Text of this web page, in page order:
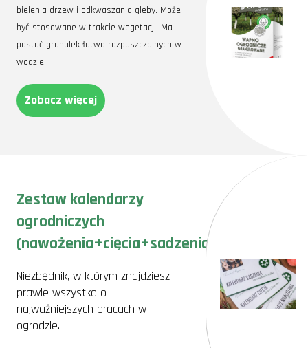
bielenia drzew i odkwaszania gleby. Może
być stosowane w trakcie wegetacji. Ma
postać granulek łatwo rozpuszczalnych w
wodzie.
Zobacz więcej
Zestaw kalendarzy
ogrodniczych
(nawożenia+cięcia+sadzenia)
Niezbędnik, w którym znajdziesz
prawie wszystko o
najważniejszych pracach w
ogrodzie.